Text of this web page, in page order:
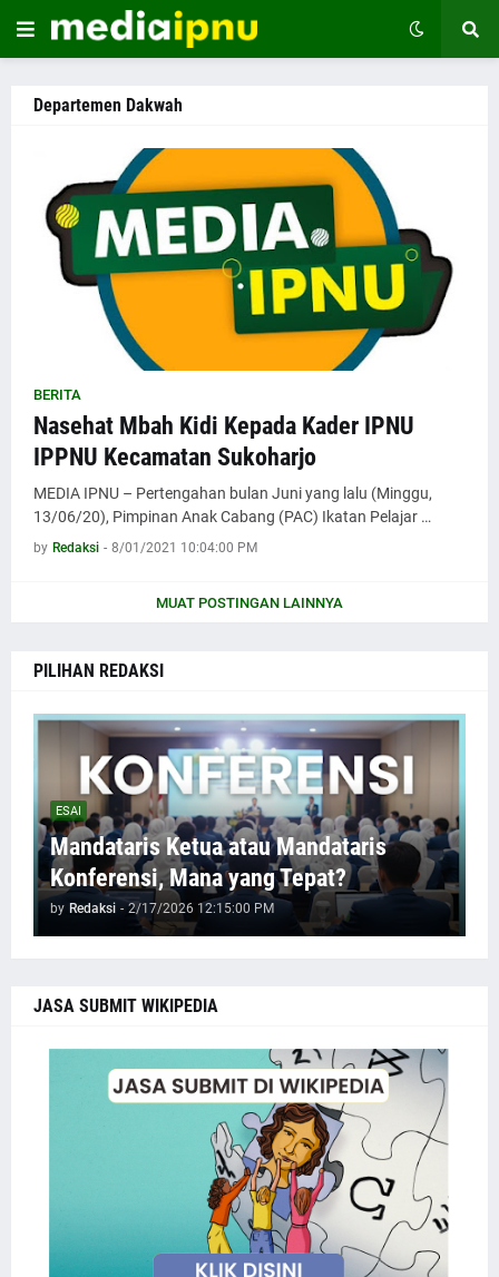
Departemen Dakwah
BERITA
Nasehat Mbah Kidi Kepada Kader IPNU
IPPNU Kecamatan Sukoharjo
MEDIA IPNU – Pertengahan bulan Juni yang lalu (Minggu,
13/06/20), Pimpinan Anak Cabang (PAC) Ikatan Pelajar …
by Redaksi - 8/01/2021 10:04:00 PM
MUAT POSTINGAN LAINNYA
PILIHAN REDAKSI
ESAI
Mandataris Ketua atau Mandataris
Konferensi, Mana yang Tepat?
by Redaksi - 2/17/2026 12:15:00 PM
JASA SUBMIT WIKIPEDIA